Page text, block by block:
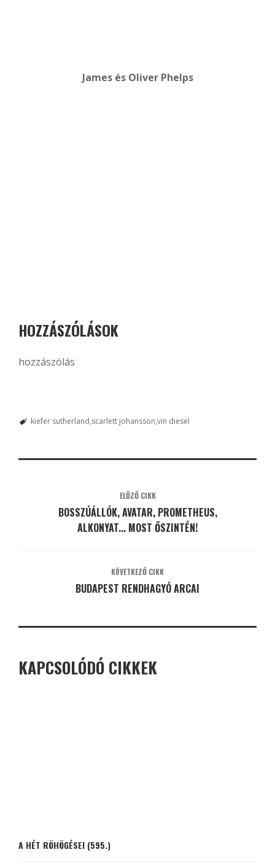
James és Oliver Phelps
HOZZÁSZÓLÁSOK
hozzászólás
kiefer sutherland scarlett johansson vin diesel
ELŐZŐ CIKK
BOSSZÚÁLLÓK, AVATAR, PROMETHEUS,
ALKONYAT... MOST ŐSZINTÉN!
KÖVETKEZŐ CIKK
BUDAPEST RENDHAGYÓ ARCAI
KAPCSOLÓDÓ CIKKEK
A HÉT RÖHÖGÉSEI (595.)